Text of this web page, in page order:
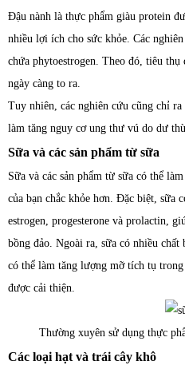
Đậu nành là thực phẩm giàu protein
nhiều lợi ích cho sức khỏe. Các
chứa phytoestrogen. Theo đó, tiêu
ngày càng to ra.
Tuy nhiên, các nghiên cứu cũng chỉ
làm tăng nguy cơ ung thư vú do dư
Sữa và các sản phẩm từ sữa
Sữa và các sản phẩm từ sữa có thể
của bạn chắc khỏe hơn. Đặc biệt, sữa
estrogen, progesterone và prolactin,
bồng đảo. Ngoài ra, sữa có nhiều
có thể làm tăng lượng mỡ tích tụ
được cải thiện.
Thường xuyên sử dụng thực
Các loại hạt và trái cây khô